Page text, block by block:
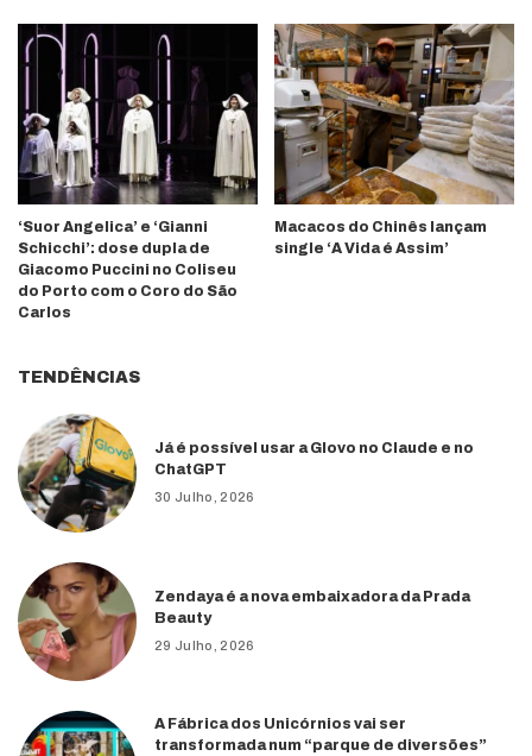
‘Suor Angelica’ e ‘Gianni
Schicchi’: dose dupla de
Giacomo Puccini no Coliseu
do Porto com o Coro do São
Carlos
Macacos do Chinês lançam
single ‘A Vida é Assim’
TENDÊNCIAS
Já é possível usar a Glovo no Claude e no
ChatGPT
30 Julho, 2026
Zendaya é a nova embaixadora da Prada
Beauty
29 Julho, 2026
A Fábrica dos Unicórnios vai ser
transformada num “parque de diversões”